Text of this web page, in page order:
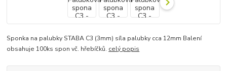
Sponka na palubky STABA C3 (3mm) síla palubky cca 12mm Balení
obsahuje 100ks spon vč. hřebíčků. celý popis